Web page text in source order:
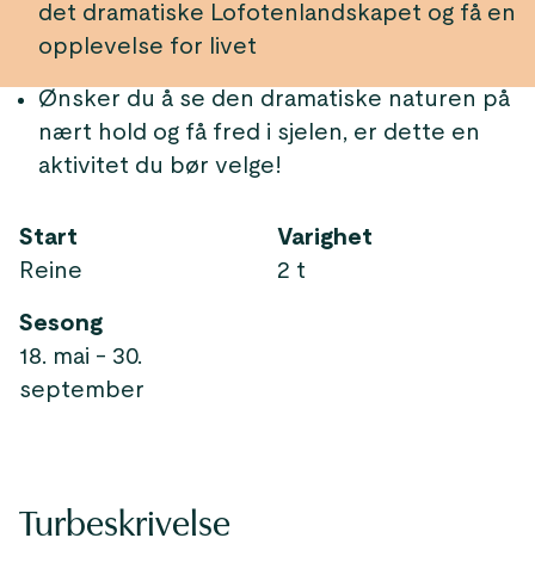
det dramatiske Lofotenlandskapet og få en
opplevelse for livet
Ønsker du å se den dramatiske naturen på
nært hold og få fred i sjelen, er dette en
aktivitet du bør velge!
Start
Reine
Varighet
2 t
Sesong
18. mai - 30.
september
Turbeskrivelse